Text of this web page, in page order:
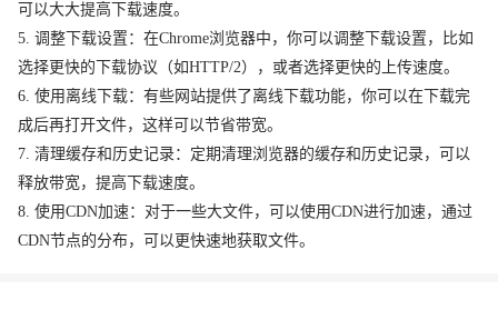
可以大大提高下载速度。
5. 调整下载设置：在Chrome浏览器中，你可以调整下载设置，比如
选择更快的下载协议（如HTTP/2），或者选择更快的上传速度。
6. 使用离线下载：有些网站提供了离线下载功能，你可以在下载完
成后再打开文件，这样可以节省带宽。
7. 清理缓存和历史记录：定期清理浏览器的缓存和历史记录，可以
释放带宽，提高下载速度。
8. 使用CDN加速：对于一些大文件，可以使用CDN进行加速，通过
CDN节点的分布，可以更快速地获取文件。